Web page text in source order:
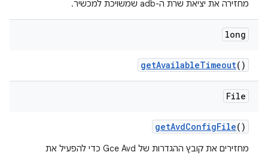
מחזירה את יציאת שרת ה-adb שמשויכת למכשיר.
long
getAvailableTimeout()
File
getAvdConfigFile()
מחזירים את קובץ ההגדרות של Gce Avd כדי להפעיל את